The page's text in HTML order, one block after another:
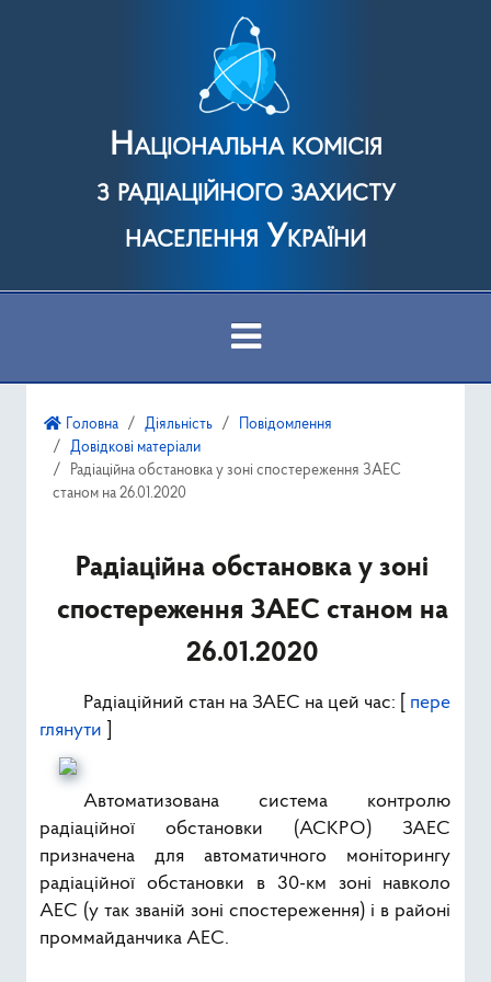
Національна комісія
з радіаційного захисту
населення України
Діяльність
Публічна інформація
Type 2 or
Головна Діяльність
Повідомлення
Довідкові матеріали
Радіаційна обстановка у зоні спостереження ЗАЕС
станом на 26.01.2020
Радіаційна обстановка у зоні
спостереження ЗАЕС станом на
26.01.2020
Радіаційний стан на ЗАЕС на цей час: [ пере
глянути
Автоматизована система контролю
радіаційної обстановки (АСКРО) ЗАЕС
призначена для автоматичного моніторингу
радіаційної обстановки в 30-км зоні навколо
АЕС (у так званій зоні спостереження) і в районі
проммайданчика АЕС.